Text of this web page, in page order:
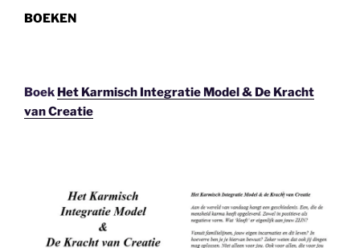
BOEKEN
Boek Het Karmisch Integratie Model & De Kracht
van Creatie